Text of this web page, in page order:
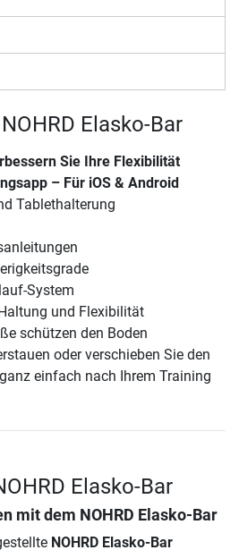
Elasko-Bar
Sie Ihre Flexibilität
– Für iOS & Android
Tablethalterung
System
und Flexibilität
schützen den Boden
oder verschieben Sie den
ganz einfach nach Ihrem Training
Elasko-Bar
mit dem NOHRD Elasko-Bar
NOHRD Elasko-Bar